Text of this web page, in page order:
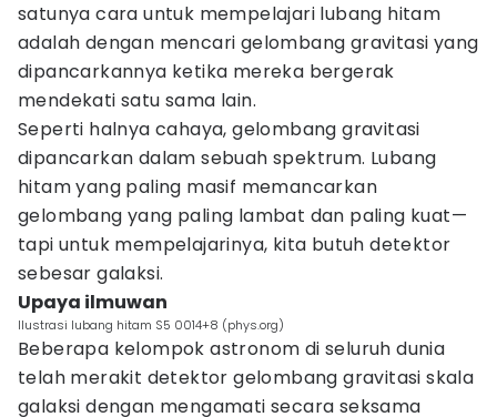
satunya cara untuk mempelajari lubang hitam
adalah dengan mencari gelombang gravitasi yang
dipancarkannya ketika mereka bergerak
mendekati satu sama lain.
Seperti halnya cahaya, gelombang gravitasi
dipancarkan dalam sebuah spektrum. Lubang
hitam yang paling masif memancarkan
gelombang yang paling lambat dan paling kuat—
tapi untuk mempelajarinya, kita butuh detektor
sebesar galaksi.
Upaya ilmuwan
Ilustrasi lubang hitam S5 0014+8 (phys.org)
Beberapa kelompok astronom di seluruh dunia
telah merakit detektor gelombang gravitasi skala
galaksi dengan mengamati secara seksama